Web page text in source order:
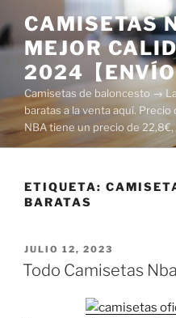
al
contenido
CAMISETAS
MEJOR
2024【ENVÍO
Camisetas de baloncesto →
baratas a la venta aquí. Precio
NBA tiene un precio de
ETIQUETA:
BARATAS
PUBLICADO
EL
JULIO 12, 2023
Todo Camisetas Nba